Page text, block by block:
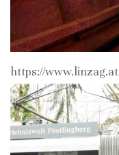
https://www.linzag.at